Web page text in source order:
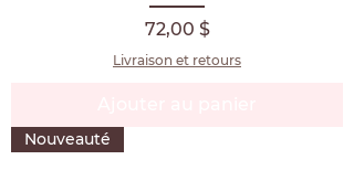
Prix
72,00 $
Livraison et retours
Nouveauté